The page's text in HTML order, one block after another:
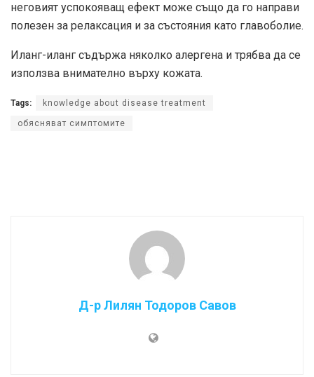
неговият успокояващ ефект може също да го направи
полезен за релаксация и за състояния като главоболие.
Иланг-иланг съдържа няколко алергена и трябва да се
използва внимателно върху кожата.
Tags: knowledge about disease treatment
обясняват симптомите
Д-р Лилян Тодоров Савов